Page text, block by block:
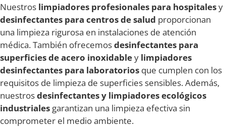
Nuestros limpiadores profesionales para hospitalesy
desinfectantes para centros de salud proporcionan
una limpieza rigurosa en instalaciones de atención
médica. También ofrecemosdesinfectantes para
superficies de acero inoxidabley limpiadores
desinfectantes para laboratorios que cumplen con los
requisitos de limpieza de superficies sensibles. Además,
nuestrosdesinfectantes y limpiadores ecológicos
industriales garantizan una limpieza efectiva sin
comprometer el medio ambiente.